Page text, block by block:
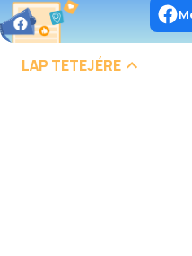
LAP TETEJÉRE